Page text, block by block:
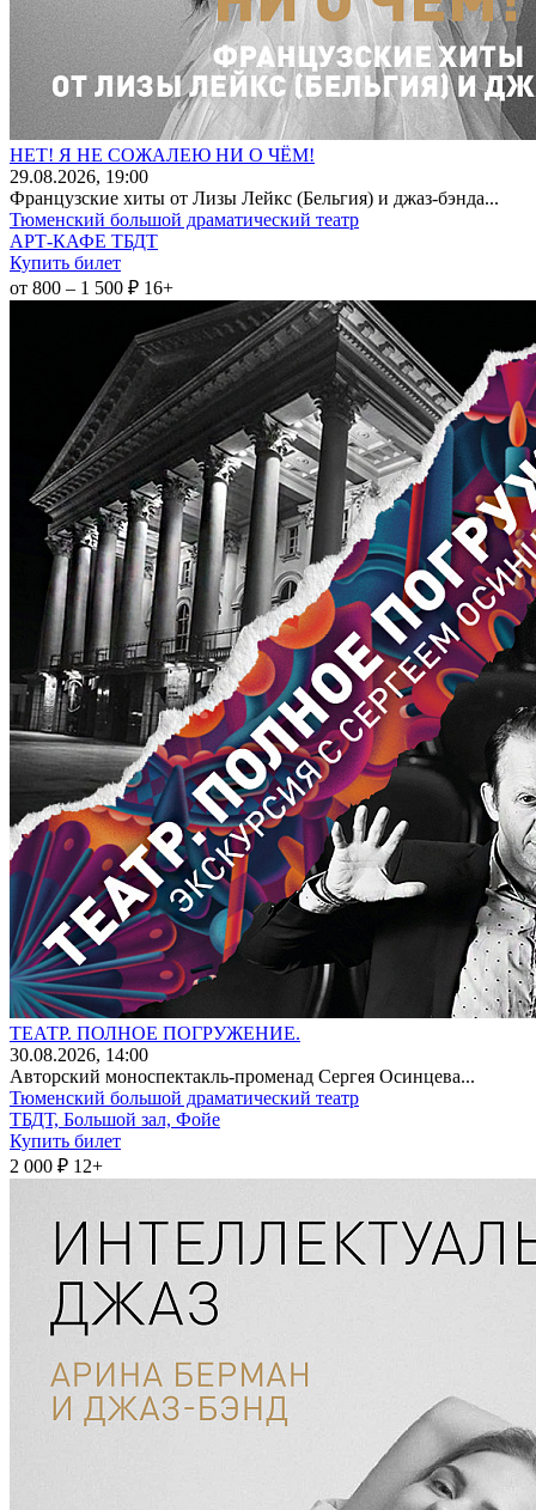
НЕТ! Я НЕ СОЖАЛЕЮ НИ О ЧЁМ!
29.08.2026, 19:00
Французские хиты от Лизы Лейкс (Бельгия) и джаз-бэнда...
Тюменский большой драматический театр
АРТ-КАФЕ ТБДТ
Купить билет
от 800 – 1 500 ₽ 16+
ТЕАТР. ПОЛНОЕ ПОГРУЖЕНИЕ.
30.08.2026, 14:00
Авторский моноспектакль-променад Сергея Осинцева...
Тюменский большой драматический театр
ТБДТ, Большой зал, Фойе
Купить билет
2 000 ₽ 12+